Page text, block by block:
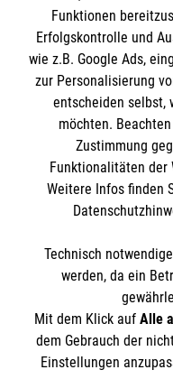
Mitarbeiten
Stellenangebote
Wir Malteser
Kontakt
Presse und Medien
Transparenz
Impressum
Datenschutz
Barrierefreiheit
Malteser online
Malteserorden
Malteser Jugend
Malteser
Sharepoint
Spendenkonto
Bank: Pax-Bank
IBAN: DE90 3706
BIC:
Soziale
Der Malteser
gemeinnützige
Funktionen
Erfolgskontrolle und
wie z.B. Google Ads,
zur Personalisierung
entscheiden selbst,
möchten.
Zustimmung
Funktionalitäten der
Weitere Infos finden
Technisch
werden, da ein
Mit dem Klick auf Alle
dem Gebrauch der
Einstellungen